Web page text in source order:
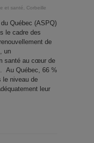
et santé, Corbeille
Québec (ASPQ)
le cadre des
de
un
santé au cœur de
Au Québec, 66 %
le niveau de
leur